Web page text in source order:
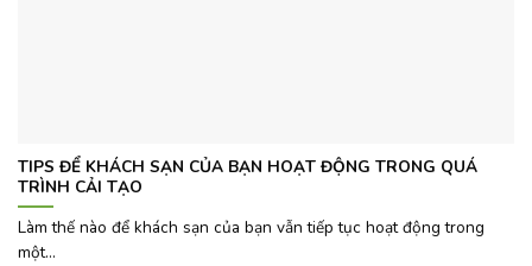
TIPS ĐỂ KHÁCH SẠN CỦA BẠN HOẠT ĐỘNG TRONG QUÁ
TRÌNH CẢI TẠO
Làm thế nào để khách sạn của bạn vẫn tiếp tục hoạt động trong
một...